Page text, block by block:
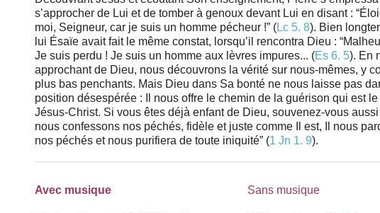
s’approcher de Lui et de tomber à genoux devant Lui en disant :
moi, Seigneur, car je suis un homme pécheur !” (Lc 5. 8). Bien
lui Ésaïe avait fait le même constat, lorsqu’il rencontra Dieu :
Je suis perdu ! Je suis un homme aux lèvres impures... (Es 6. 5). En
approchant de Dieu, nous découvrons la vérité sur nous-mêmes, y
plus bas penchants. Mais Dieu dans Sa bonté ne nous laisse pas
position désespérée : Il nous offre le chemin de la guérison qui est le
Jésus-Christ. Si vous êtes déjà enfant de Dieu, souvenez-vous aussi
nous confessons nos péchés, fidèle et juste comme Il est, Il nous
nos péchés et nous purifiera de toute iniquité” (1 Jn 1. 9).
Avec musique Sans musique